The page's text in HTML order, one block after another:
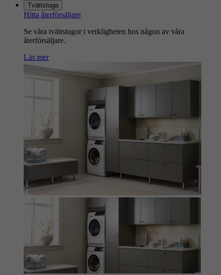
Tvättstuga
Hitta återförsäljare
Se våra tvättstugor i verkligheten hos någon av våra
återförsäljare.
Läs mer